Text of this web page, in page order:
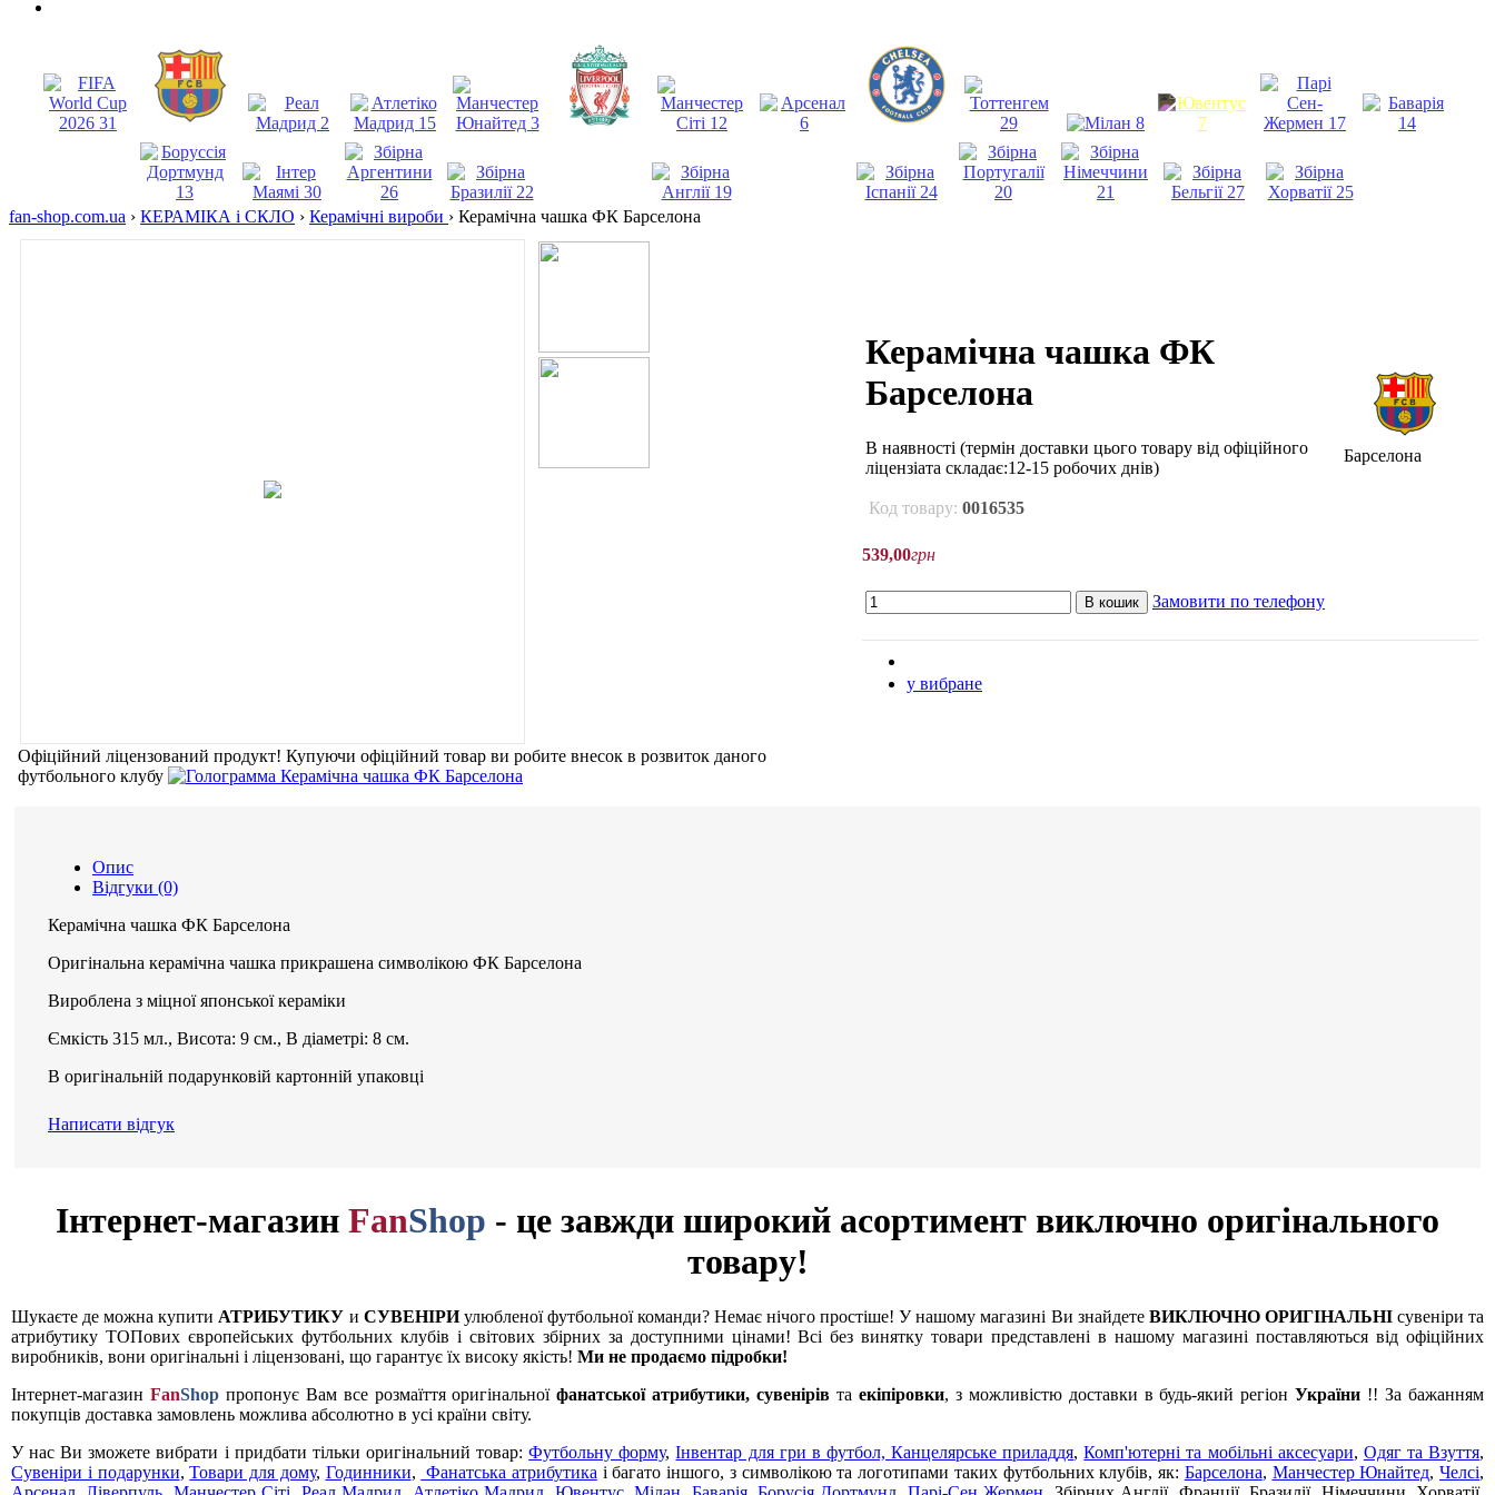
fan-shop.com.ua › КЕРАМІКА і СКЛО › Керамічні вироби › Керамічна чашка ФК Барселона
Офіційний ліцензований продукт! Купуючи офіційний товар ви робите внесок в розвиток даного
футбольного клубу
Керамічна чашка ФК
Барселона
В наявності (термін доставки цього товару від офіційного
ліцензіата складає:12-15 робочих днів)
Код товару: 0016535
Барселона
539,00грн
В кошик Замовити по телефону
у вибране
Опис
Відгуки (0)
Керамічна чашка ФК Барселона
Оригінальна керамічна чашка прикрашена символікою ФК Барселона
Вироблена з міцної японської кераміки
Ємкість 315 мл., Висота: 9 см., В діаметрі: 8 см.
В оригінальній подарунковій картонній упаковці
Написати відгук
Інтернет-магазин FanShop - це завжди широкий асортимент виключно оригінального
товару!
Шукаєте де можна купити АТРИБУТИКУ и СУВЕНІРИулюбленої футбольної команди? Немає нічого простіше! У нашому магазині Ви знайдете ВИКЛЮЧНО ОРИГІНАЛЬНІсувеніри та
атрибутику ТОПових європейських футбольних клубів і світових збірних за доступними цінами! Всі без винятку товари представлені в нашому магазині поставляються від офіційних
виробників, вони оригінальні і ліцензовані, що гарантує їх високу якість! Ми не продаємо підробки!
Інтернет-магазин FanShopпропонує Вам все розмаїття оригінальноїфанатської атрибутики, сувенірів та екіпіровки, з можливістю доставки в будь-який регіонУкраїни !! За бажанням
покупців доставка замовлень можлива абсолютно в усі країни світу.
У нас Ви зможете вибрати і придбати тільки оригінальний товар:Футбольну форму,Інвентар для гри в футбол,Канцелярське приладдя,Комп'ютерні та мобільні аксесуари, Одяг та Взуття,
Сувеніри і подарунки,Товари для дому, Годинники, Фанатська атрибутика і багато іншого, з символікою та логотипами таких футбольних клубів, як: Барселона, Манчестер Юнайтед, Челсі,